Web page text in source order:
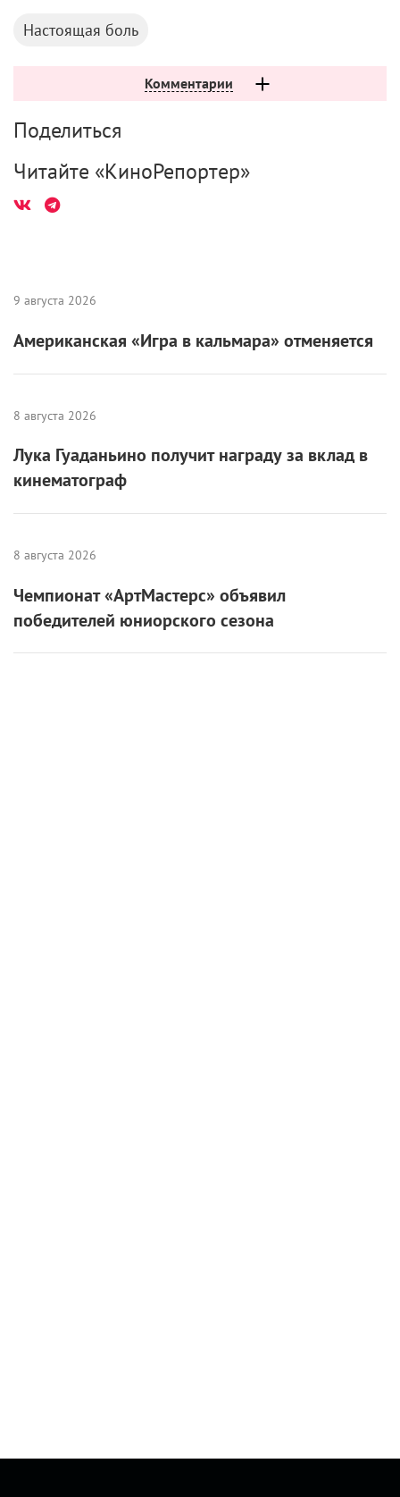
Настоящая боль
Комментарии
Поделиться
Читайте «КиноРепортер»
9 августа 2026
Американская «Игра в кальмара» отменяется
8 августа 2026
Лука Гуаданьино получит награду за вклад в
кинематограф
8 августа 2026
Чемпионат «АртМастерс» объявил
победителей юниорского сезона